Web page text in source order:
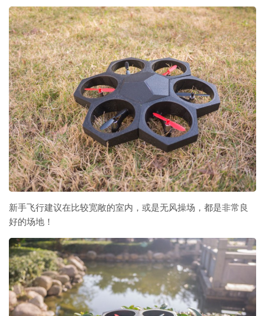
新手飞行建议在比较宽敞的室内，或是无风操场，都是非常良
好的场地！